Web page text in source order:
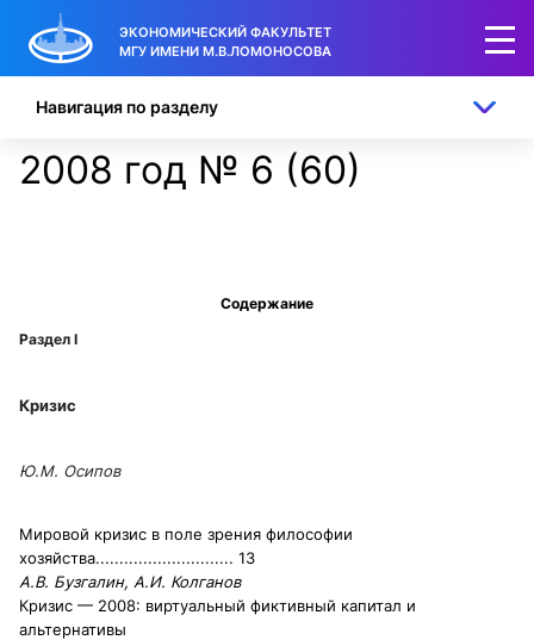
ЭКОНОМИЧЕСКИЙ ФАКУЛЬТЕТ
МГУ ИМЕНИ М.В.ЛОМОНОСОВА
2008 год № 6 (60)
Навигация по разделу
Содержание
Раздел I
Кризис
Ю.М. Осипов
Мировой кризис в поле зрения философии
хозяйства............................. 13
А.В. Бузгалин, А.И. Колганов
Кризис — 2008: виртуальный фиктивный капитал и
альтернативы